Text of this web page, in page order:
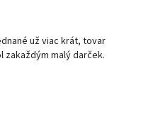
už viac krát, tovar
malý darček.